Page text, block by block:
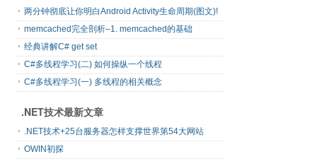
两分钟彻底让你明白Android Activity生命周期(图文)!
memcached完全剖析–1. memcached的基础
经典讲解C# get set
C#多线程学习(二) 如何操纵一个线程
C#多线程学习(一) 多线程的相关概念
.NET技术最新文章
.NET技术+25台服务器怎样支撑世界第54大网站
OWIN初探